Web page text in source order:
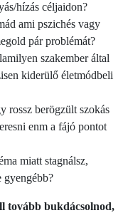
hízás céljaidon?
ami pszichés vagy
pár problémát?
szakember által
kiderülő életmódbeli
rossz berögzült szokás
enm a fájó pontot
miatt stagnálsz,
gyengébb?
tovább bukdácsolnod,